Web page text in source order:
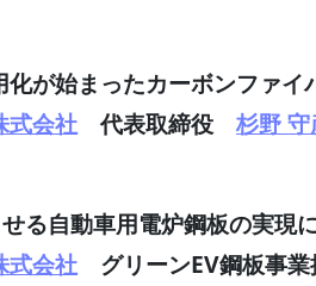
化が始まったカーボンファイ
式会社 代表取締役 杉野 守
る自動車用電炉鋼板の実現
式会社
グリーンEV鋼板事